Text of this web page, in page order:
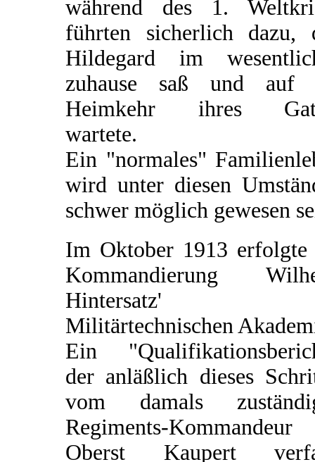
während des 1.
führten sicherlich dazu,
Hildegard im
zuhause saß und auf
Heimkehr ihres
wartete.
Ein "normales"
wird unter diesen
schwer möglich gewesen
Im Oktober 1913 erfolgte
Kommandierung
Hintersatz'
Militärtechnischen
Ein
der anläßlich dieses
vom damals
Regiments-Kommandeur
Oberst Kaupert